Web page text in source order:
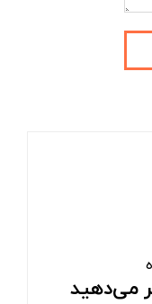
می‌دهید